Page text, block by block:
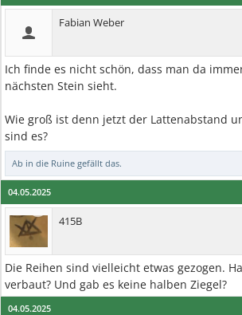
Fabian Weber
Ich finde es nicht schön, dass man da
nächsten Stein sieht.
Wie groß ist denn jetzt der Lattenabstand
sind es?
Ab in die Ruine gefällt das.
04.05.2025
415B
Die Reihen sind vielleicht etwas gezogen.
verbaut? Und gab es keine halben Ziegel?
04.05.2025